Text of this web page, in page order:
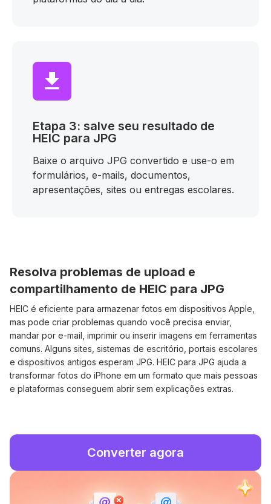
Etapa 3: salve seu resultado de
HEIC para JPG
Baixe o arquivo JPG convertido e use-o em
formulários, e-mails, documentos,
apresentações, sites ou entregas escolares.
Resolva problemas de upload e
compartilhamento de HEIC para JPG
HEIC é eficiente para armazenar fotos em dispositivos Apple,
mas pode criar problemas quando você precisa enviar,
mandar por e-mail, imprimir ou inserir imagens em ferramentas
comuns. Alguns sites, sistemas de escritório, portais escolares
e dispositivos antigos esperam JPG. HEIC para JPG ajuda a
transformar fotos do iPhone em um formato que mais pessoas
e plataformas conseguem abrir sem explicações extras.
Converter agora